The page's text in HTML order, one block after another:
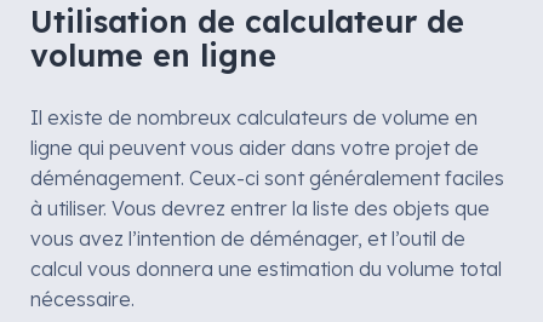
Utilisation de calculateur de
volume en ligne
Il existe de nombreux calculateurs de volume en
ligne qui peuvent vous aider dans votre projet de
déménagement. Ceux-ci sont généralement faciles
à utiliser. Vous devrez entrer la liste des objets que
vous avez l’intention de déménager, et l’outil de
calcul vous donnera une estimation du volume total
nécessaire.